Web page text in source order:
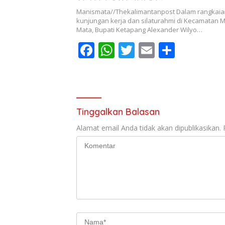
o
o
k
A
p
p
Manismata//Thekalimantanpost Dalam
kunjungan kerja dan silaturahmi di Kecamatan
Mata, Bupati Ketapang Alexander Wilyo…
F
ac
b
o
o
k
W
h
A
p
p
T
w
E
m
Tinggalkan Balasan
Alamat email Anda tidak akan dipublikasikan.